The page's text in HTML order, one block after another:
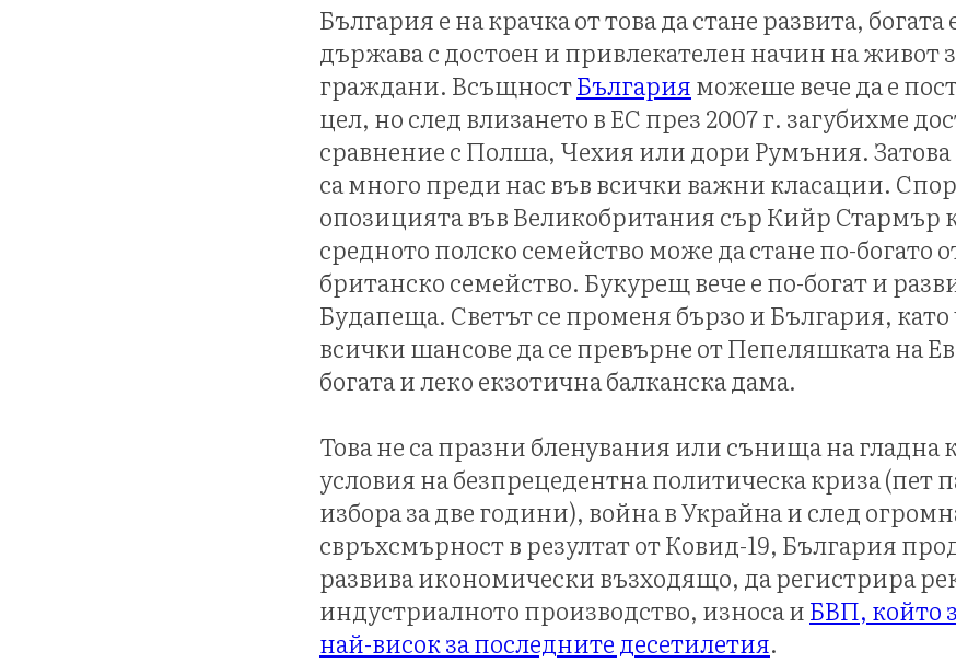
България е на крачка от това да стане развита,
държава с достоен и привлекателен начин на живот
граждани. ВсъщностБългарияможеше вече да е
цел, но след влизането в ЕС през 2007 г. загубихме
сравнение с Полша, Чехия или дори Румъния. Затова
са много преди нас във всички важни класации.
опозицията във Великобритания сър Кийр Стармър
средното полско семейство може да стане по-богато
британско семейство. Букурещ вече е по-богат и
Будапеща. Светът се променя бързо и България, като
всички шансове да се превърне от Пепеляшката на
богата и леко екзотична балканска дама.
Това не са празни бленувания или сънища на
условия на безпрецедентна политическа криза (пет
избора за две години), война в Украйна и след
свръхсмърност в резултат от Ковид-19, България
развива икономически възходящо, да регистрира
индустриалното производство, износа иБВП, който
най-висок за последните десетилетия.